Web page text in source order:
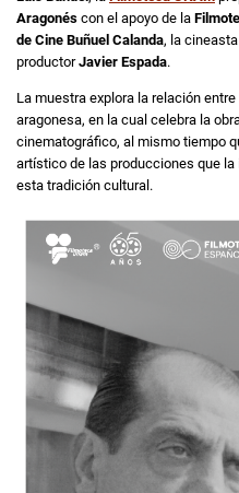
Aragonés con el apoyo de la
de Cine Buñuel Calanda, la cineasta
productorJavier Espada.
La muestra explora la relación
aragonesa, en la cual celebra la
cinematográfico, al mismo tiempo
artístico de las producciones que
esta tradición cultural.